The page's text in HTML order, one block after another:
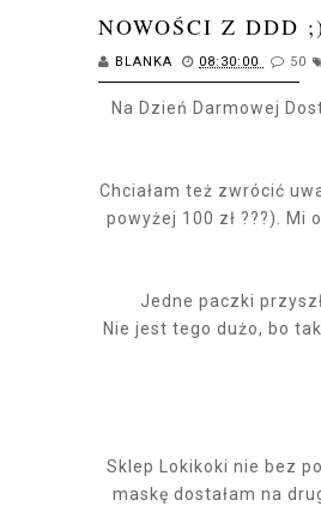
NOWOŚCI Z DDD
BLANKA 08:30:00 50
Na Dzień Darmowej
Chciałam też zwrócić
powyżej 100 zł ???). Mi
Jedne paczki
Nie jest tego dużo, bo
Sklep Lokikoki nie bez
maskę dostałam na